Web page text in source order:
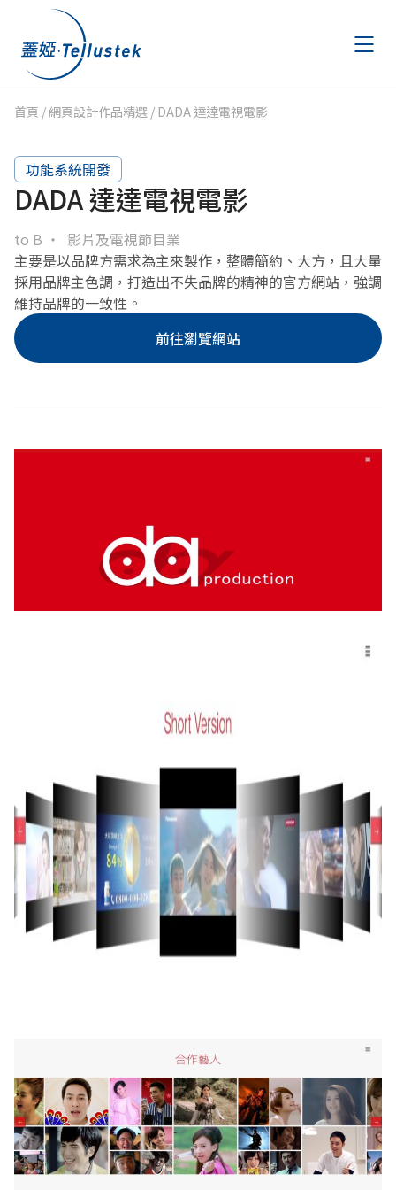
作品精選 Portfolio
文章專區 Articles
金流申請 Payment
首頁 / 網頁設計作品精選 / DADA 達達電視電影
DADA 達達電視電影
to B 影片及電視節目業
功能系統開發
主要是以品牌方需求為主來製作，整體簡約、大方，且大量
採用品牌主色調，打造出不失品牌的精神的官方網站，強調
維持品牌的一致性。
前往瀏覽網站